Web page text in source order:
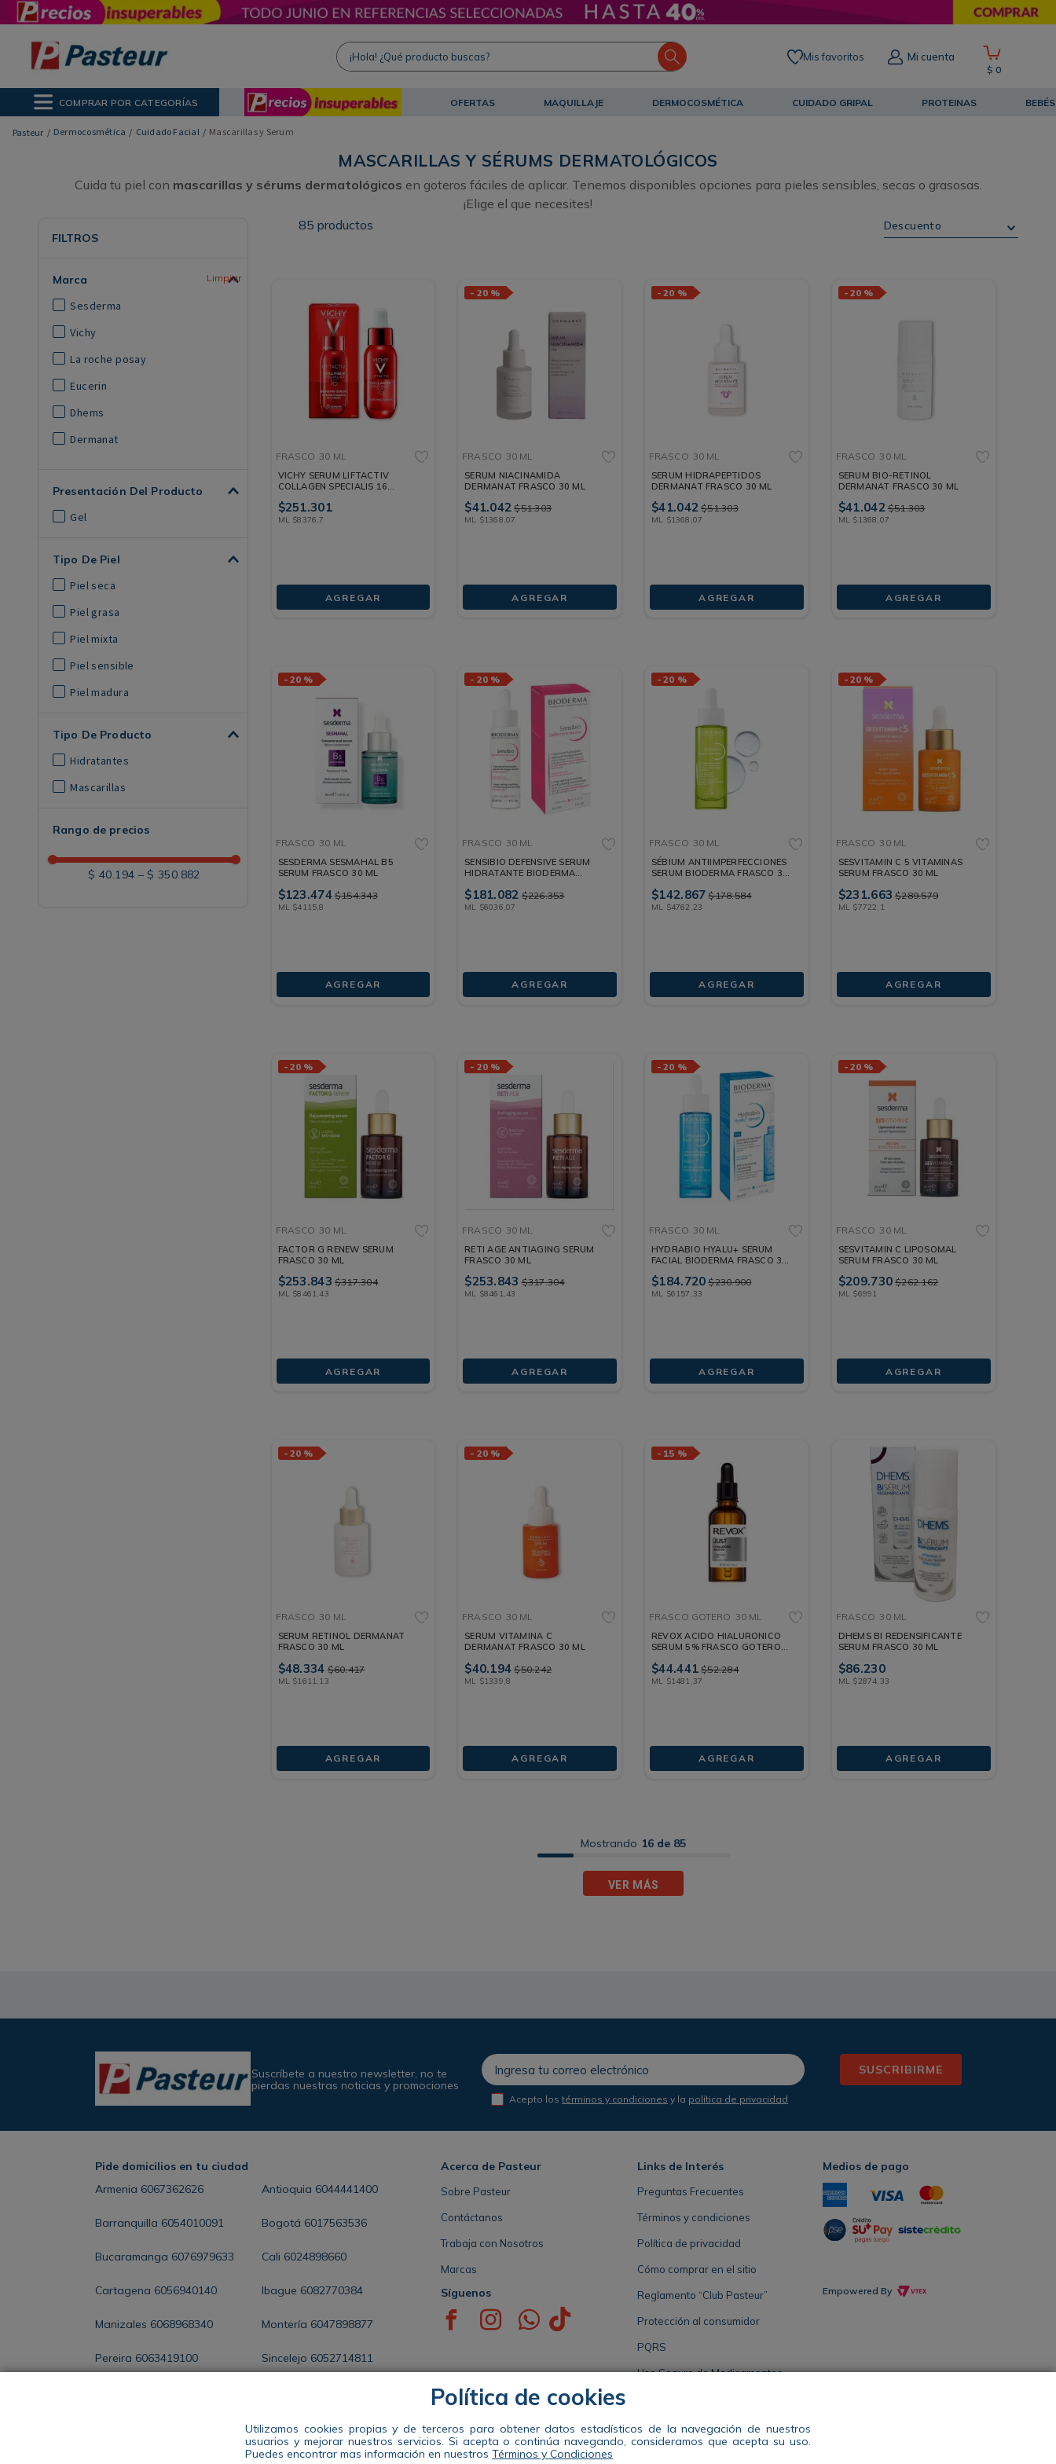
¡Hola! ¿Qué producto buscas?
Mis favoritos Mi cuenta
$ 0
COMPRAR POR CATEGORÍAS OFERTAS MAQUILLAJE DERMOCOSMÉTICA CUIDADO GRIPAL PROTEINAS BEBÉS
Política de cookies
Utilizamos cookies propias y de terceros para obtener datos estadísticos de la navegación de nuestros
usuarios y mejorar nuestros servicios. Si acepta o continúa navegando, consideramos que acepta su uso.
Puedes encontrar mas información en nuestros Términos y Condiciones
Dermocosmética Cuidado Facial Mascarillas y Serum
MASCARILLAS Y SÉRUMS DERMATOLÓGICOS
Cuida tu piel con mascarillas y sérums dermatológicos en goteros fáciles de aplicar. Tenemos disponibles opciones para pieles sensibles, secas o grasosas.
¡Elige el que necesites!
FILTROS
Marca
Sesderma
Vichy
La roche posay
Eucerin
Dhems
Dermanat
Esthederm
Cetaphil
Presentación Del Producto
Gel
Tipo De Piel
Piel seca
Piel grasa
Piel mixta
Piel sensible
Piel madura
Tipo De Producto
Hidratantes
Mascarillas
Rango de precios
$ 40.194 – $ 350.882
85 productos Descuento
FRASCO 30 ML
VICHY SERUM LIFTACTIV
COLLAGEN SPECIALIS 16
$251.301
ML $8376,7
AGREGAR
- 20 %
FRASCO 30 ML
SERUM NIACINAMIDA
DERMANAT FRASCO 30 ML
$41.042 $51.303
ML $1368,07
AGREGAR
- 20 %
FRASCO 30 ML
SERUM HIDRAPEPTIDOS
DERMANAT FRASCO 30 ML
$41.042 $51.303
ML $1368 ,07
AGREGAR
- 20 %
FRASCO 30 ML
SERUM BIO-RETINOL
DERMANAT FRASCO 30 ML
$41.042 $51.303
ML $1368,07
AGREGAR
- 20 %
FRASCO 30 ML
SESDERMA SESMAHAL B5
SERUM FRASCO 30 ML
$123.474 $154.343
ML $4115,8
AGREGAR
- 20 %
FRASCO 30 ML
SENSIBIO DEFENSIVE SERUM
HIDRATANTE BIODERMA
$181.082 $226.353
ML $6036,07
AGREGAR
- 20 %
FRASCO 30 ML
SÉBIUM ANTIIMPERFECCIONES
SERUM BIODERMA FRASCO 30
$142.867 $178.584
ML $4762 ,23
AGREGAR
- 20 %
FRASCO 30 ML
SESVITAMIN C 5 VITAMINAS
SERUM FRASCO 30 ML
$231.663 $289.579
ML $7722, 1
AGREGAR
- 20 %
FRASCO 30 ML
FACTOR G RENEW SERUM
FRASCO 30 ML
$253.843 $317.304
ML $8461,43
AGREGAR
- 20 %
FRASCO 30 ML
RETI AGE ANTIAGING SERUM
FRASCO 30 ML
$253.843 $317.304
ML $8461,43
AGREGAR
- 20 %
FRASCO 30 ML
HYDRABIO HYALU+ SERUM
FACIAL BIODERMA FRASCO 30
$184.720 $230.900
ML $6157 ,33
AGREGAR
- 20 %
FRASCO 30 ML
SESVITAMIN C LIPOSOMAL
SERUM FRASCO 30 ML
$209.730 $262.162
ML $6991
AGREGAR
- 20 %
FRASCO 30 ML
SERUM RETINOL DERMANAT
FRASCO 30 ML
$48.334 $60.417
ML $1611 13
AGREGAR
- 20 %
FRASCO 30 ML
SERUM VITAMINA C
DERMANAT FRASCO 30 ML
$40.194 $50.242
ML $1339 ,8
AGREGAR
- 15 %
FRASCO GOTERO 30 ML
REVOX ACIDO HIALURONICO
SERUM 5% FRASCO GOTERO
$44.441 $52.284
ML $1481 37
AGREGAR
FRASCO 30 ML
DHEMS BI REDENSIFICANTE
SERUM FRASCO 30 ML
$86.230
ML $2874 33
AGREGAR
Mostrando 16 de 85
VER MÁS
Suscríbete a nuestro newsletter, no te
pierdas nuestras noticias y promociones
SUSCRIBIRME
Acepto lostérminos y condiciones y la política de privacidad
Pide domicilios en tu ciudad
Armenia 6067362626 Antioquia 6044441400
Barranquilla 6054010091 Bogotá 6017563536
Bucaramanga 6076979633 Cali 6024898660
Cartagena 6056940140 Ibague 6082770384
Manizales 6068968340 Montería 6047898877
Pereira 6063419100 Sincelejo 6052714811
Acerca de Pasteur
Sobre Pasteur
Contáctanos
Trabaja con Nosotros
Marcas
Síguenos
Links de Interés
Preguntas Frecuentes
Términos y condiciones
Política de privacidad
Cómo comprar en el sitio
Reglamento “Club Pasteur”
Protección al consumidor
PQRS
Uso Seguro de Medicamentos
Medios de pago
Empowered By
Distribuidora Pasteur S.A. Nit 890941663-1 Dir: Calle 49 #57-35 tel: 604 444 14 00 WhatsApp +57 311 344 2964
MÁS BUSCADOS
Solar